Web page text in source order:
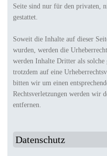
Seite sind nur für den privaten,
gestattet.
Soweit die Inhalte auf dieser
wurden, werden die
werden Inhalte Dritter als solche
trotzdem auf eine
bitten wir um einen
Rechtsverletzungen werden wir
entfernen.
Datenschutz